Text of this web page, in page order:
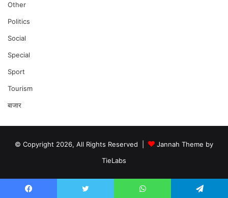
Other
Politics
Social
Special
Sport
Tourism
बाजार
© Copyright 2026, All Rights Reserved |
Jannah Theme by
TieLabs